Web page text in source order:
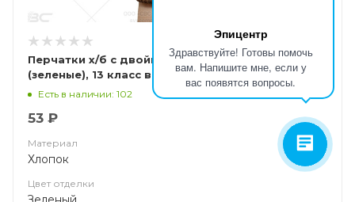
Эпицентр
Здравствуйте! Готовы помочь
вам. Напишите мне, если у
вас появятся вопросы.
Перчатки х/б с двойным латексным обливом
(зеленые), 13 класс вязки. арт. ct25l2
Есть в наличии: 102
53 ₽
Материал
Хлопок
Цвет отделки